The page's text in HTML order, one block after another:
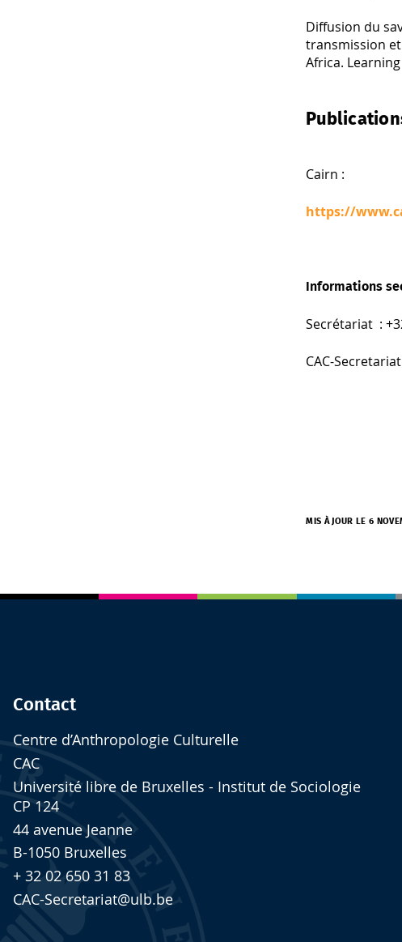
Diffusion du
transmission
Africa.
Cairn :
https://
Informations
Secrétariat :
CAC-
MIS À JOUR LE 6
Contact
Centre d’Anthropologie Culturelle
CAC
Université libre de Bruxelles - Institut de Sociologie
CP 124
44 avenue Jeanne
B-1050 Bruxelles
+ 32 02 650 31 83
CAC-Secretariat@ulb.be